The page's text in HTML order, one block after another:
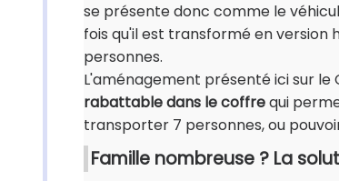
se présente donc comme le
fois qu'il est transformé en
personnes.
L'aménagement présenté ici sur le
rabattable dans le coffrequi
transporter 7 personnes, ou
Famille nombreuse ? La